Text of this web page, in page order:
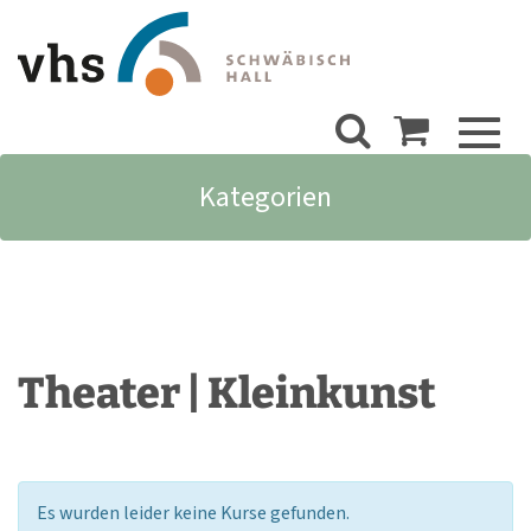
Kategorien
Theater | Kleinkunst
Es wurden leider keine Kurse gefunden.